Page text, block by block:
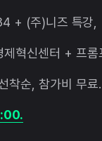
+ (주)니즈 특강,
혁신센터 + 프롬
착순, 참가비 무료.